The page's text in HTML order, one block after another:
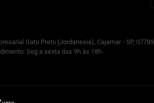
Gato Preto (Jordanesia), Cajamar - SP,
Seg a sexta das 9h às 18h